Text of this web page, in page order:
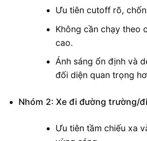
Ưu tiên cutoff rõ,
Không cần chạy theo
cao.
Ánh sáng ổn định và
đối diện quan trọng
Nhóm 2: Xe đi đường trường/
Ưu tiên tầm chiếu xa